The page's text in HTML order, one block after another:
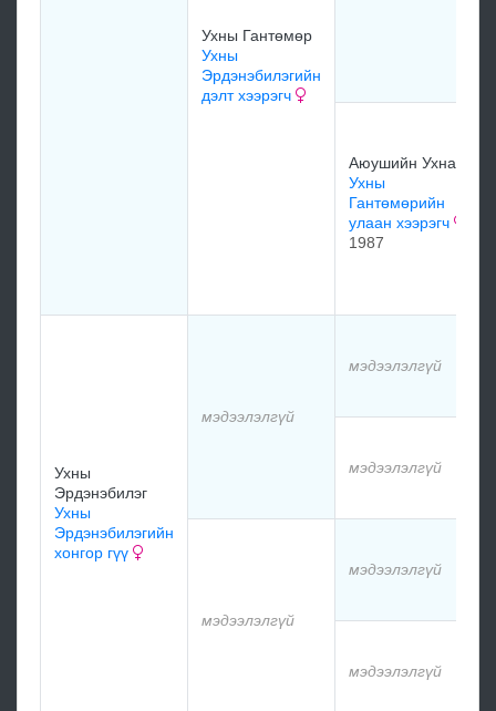
Ухны Гантөмөр
Ухны
Эрдэнэбилэгийн
дэлт хээрэгч
Аюушийн Ухна
Ухны
Гантөмөрийн
улаан хээрэгч
1987
Ухны
Эрдэнэбилэг
Ухны
Эрдэнэбилэгийн
хонгор гүү
мэдээлэлгүй
мэдээлэлгүй
мэдээлэлгүй
мэдээлэлгүй
мэдээлэлгүй
мэдээлэлгүй